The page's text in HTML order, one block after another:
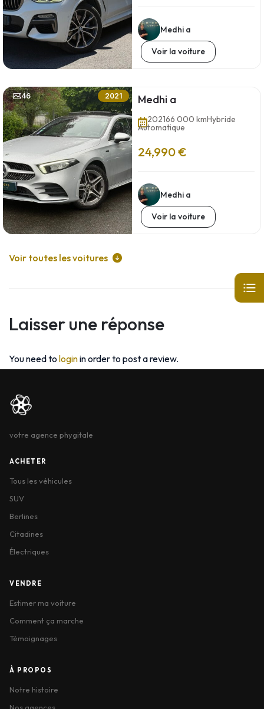
Medhi a
Voir la voiture
46 2021 Medhi a
202166 000 kmHybride
Automatique
24,990 €
Medhi a
Voir la voiture
Voir toutes les voitures
Laisser une réponse
You need to loginin order to post a review.
votre agence phygitale
ACHETER
Tous les véhicules
SUV
Berlines
Citadines
Électriques
VENDRE
Estimer ma voiture
Comment ça marche
Témoignages
À PROPOS
Notre histoire